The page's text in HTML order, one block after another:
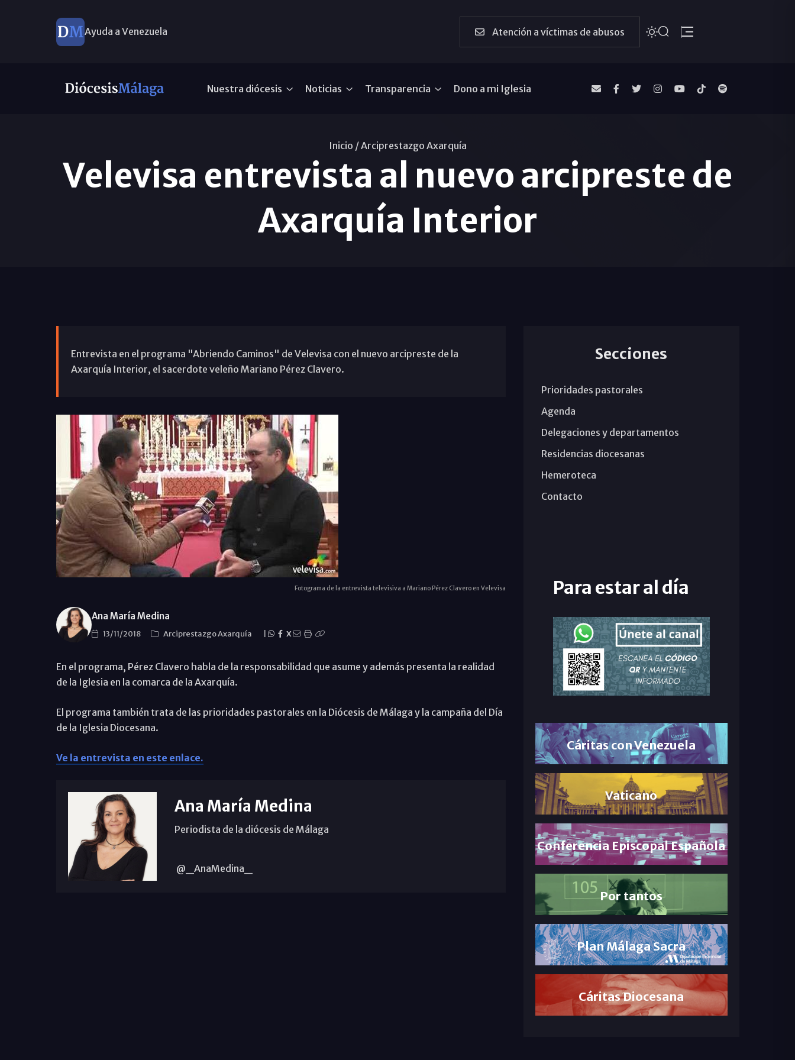
Ayuda a Venezuela Atención a víctimas de abusos
Nuestra diócesis Noticias Transparencia Dono a mi Iglesia
Inicio /Arciprestazgo Axarquía
Velevisa entrevista al nuevo arcipreste de
Axarquía Interior
Entrevista en el programa "Abriendo Caminos" de Velevisa con el nuevo arcipreste de la
Axarquía Interior, el sacerdote veleño Mariano Pérez Clavero.
Fotograma de la entrevista televisiva a Mariano Pérez Clavero en Velevisa
Ana María Medina
13/11/2018 Arciprestazgo Axarquía X
En el programa, Pérez Clavero habla de la responsabilidad que asume y además presenta la realidad
de la Iglesia en la comarca de la Axarquía.
El programa también trata de las prioridades pastorales en la Diócesis de Málaga y la campaña del Día
de la Iglesia Diocesana.
Ve la entrevista en este enlace.
Ana María Medina
Periodista de la diócesis de Málaga
@_AnaMedina_
Secciones
Prioridades pastorales
Agenda
Delegaciones y departamentos
Residencias diocesanas
Hemeroteca
Contacto
Para estar al día
Cáritas con Venezuela
Vaticano
Conferencia Episcopal Española
Por tantos
Plan Málaga Sacra
Cáritas Diocesana